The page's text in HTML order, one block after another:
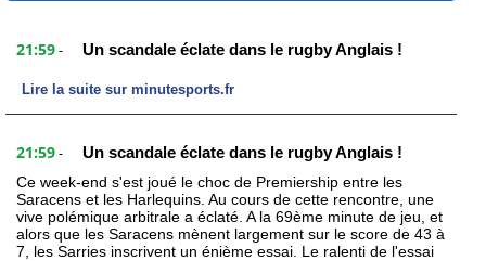
21:59 - Un scandale éclate dans le rugby Anglais !
Lire la suite sur minutesports.fr
21:59 - Un scandale éclate dans le rugby Anglais !
Ce week-end s'est joué le choc de Premiership entre les
Saracens et les Harlequins. Au cours de cette rencontre, une
vive polémique arbitrale a éclaté. A la 69ème minute de jeu, et
alors que les Saracens mènent largement sur le score de 43 à
7, les Sarries inscrivent un énième essai. Le ralenti de l'essai